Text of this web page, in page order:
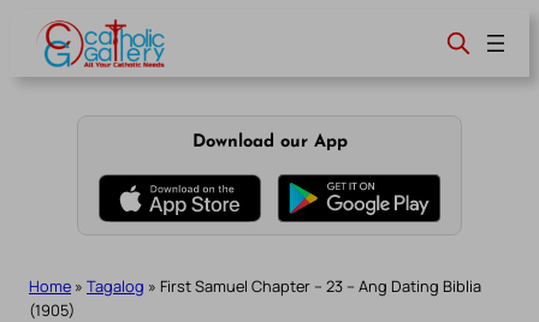
content
Download our App
Home » Tagalog » First Samuel Chapter – 23 – Ang Dating Biblia
(1905)